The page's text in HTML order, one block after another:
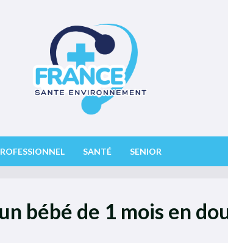
SANTÉ SENIOR
bébé de 1 mois en